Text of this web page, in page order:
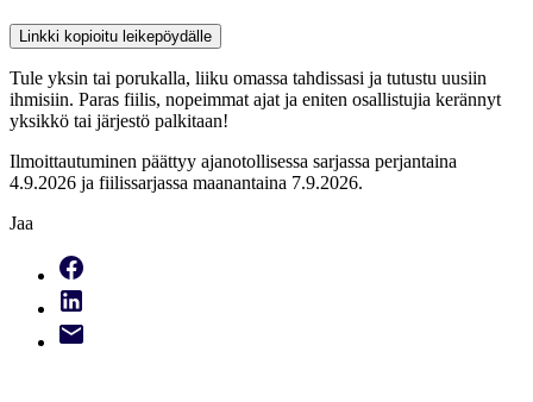
Linkki kopioitu leikepöydälle
Tule yksin tai porukalla, liiku omassa tahdissasi ja tutustu uusiin
ihmisiin. Paras fiilis, nopeimmat ajat ja eniten osallistujia kerännyt
yksikkö tai järjestö palkitaan!
Ilmoittautuminen päättyy ajanotollisessa sarjassa perjantaina
4.9.2026 ja fiilissarjassa maanantaina 7.9.2026.
Jaa